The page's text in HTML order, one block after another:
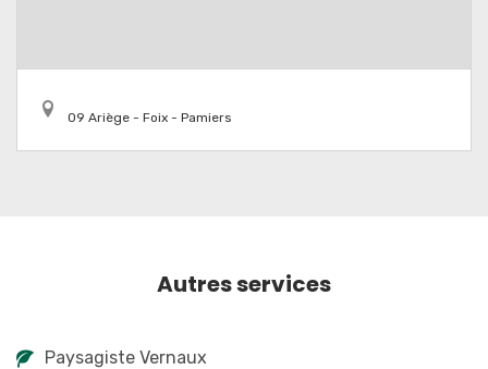
09 Ariège - Foix - Pamiers
Autres services
Paysagiste Vernaux